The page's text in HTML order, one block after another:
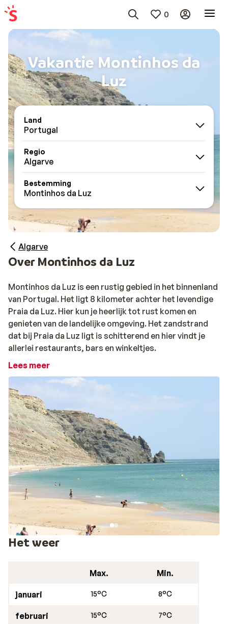
0
Vakantie Montinhos da
Luz
Land
Portugal
Regio
Algarve
Bestemming
Montinhos da Luz
Algarve
Over Montinhos da Luz
Montinhos da Luz is een rustig gebied in het binnenland
van Portugal. Het ligt 8 kilometer achter het levendige
Praia da Luz. Hier kun je heerlijk tot rust komen en
genieten van de landelijke omgeving. Het zandstrand
dat bij Praia da Luz ligt is schitterend en hier vindt je
allerlei restaurants, bars en winkeltjes.
Lees meer
Het weer
Max. Min.
januari 15°C 8°C
februari 15°C 7°C